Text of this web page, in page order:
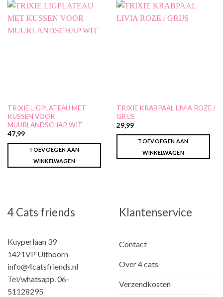
TRIXIE LIGPLATEAU MET
KUSSEN VOOR
MUURLANDSCHAP WIT
47,99
TOEVOEGEN AAN
WINKELWAGEN
TRIXIE KRABPAAL LIVIA ROZE /
GRIJS
29,99
TOEVOEGEN AAN
WINKELWAGEN
4 Cats friends
Kuyperlaan 39
1421VP Uithoorn
info@4catsfriends.nl
Tel/whatsapp. 06-
51128295
Klantenservice
Contact
Over 4 cats
Verzendkosten